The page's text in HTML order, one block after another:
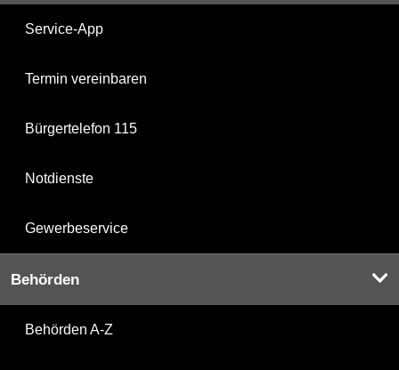
Service-App
Termin vereinbaren
Bürgertelefon 115
Notdienste
Gewerbeservice
Behörden
Behörden A-Z